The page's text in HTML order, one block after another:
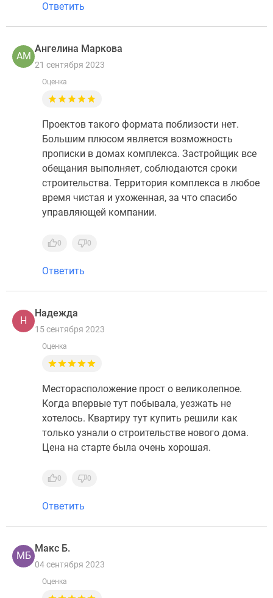
Ответить
АМ
Ангелина Маркова
21 сентября 2023
Оценка
Проектов такого формата поблизости нет.
Большим плюсом является возможность
прописки в домах комплекса. Застройщик все
обещания выполняет, соблюдаются сроки
строительства. Территория комплекса в любое
время чистая и ухоженная, за что спасибо
управляющей компании.
0 0
Ответить
Н
Надежда
15 сентября 2023
Оценка
Месторасположение прост о великолепное.
Когда впервые тут побывала, уезжать не
хотелось. Квартиру тут купить решили как
только узнали о строительстве нового дома.
Цена на старте была очень хорошая.
0 0
Ответить
МБ
Макс Б.
04 сентября 2023
Оценка